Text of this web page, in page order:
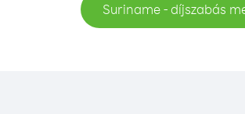
Suriname - díjszabás